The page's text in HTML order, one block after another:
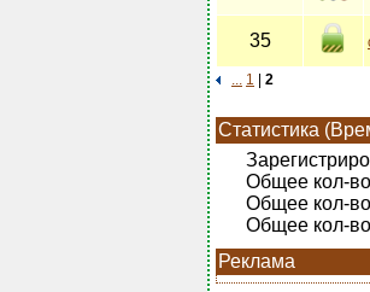
35
... 1 2
Статистика
Общее кол-во
Общее кол-во
Общее кол-во
Реклама